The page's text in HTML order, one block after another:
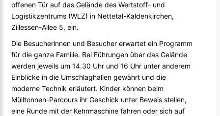
offenen Tür auf das Gelände des Wertstoff- und
Logistikzentrums (WLZ) in Nettetal-Kaldenkirchen,
Zillessen-Allee 5, ein.
Die Besucherinnen und Besucher erwartet ein Programm
für die ganze Familie. Bei Führungen über das Gelände
werden jeweils um 14.30 Uhr und 16 Uhr unter anderem
Einblicke in die Umschlaghallen gewährt und die
moderne Technik erläutert. Kinder können beim
Mülltonnen-Parcours ihr Geschick unter Beweis stellen,
eine Runde mit der Kehrmaschine fahren oder sich auf